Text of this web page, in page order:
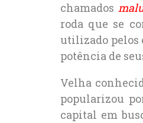
chamados
roda que se
utilizado pelos
potência de
Velha
popularizou
capital em